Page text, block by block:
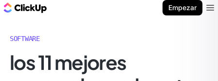
Empezar
SOFTWARE
los 11 mejores